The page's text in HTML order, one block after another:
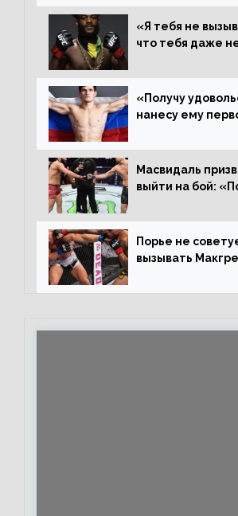
«Я тебя не
что тебя даже
пауза»,
ответил Сехудо
«Получу
нанесу ему
Иге – про бой с
Масвидаль
выйти на бой:
повторим»
Порье не
вызывать
каждом бою, а